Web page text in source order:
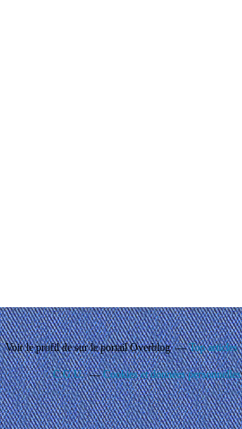
Voir le profil desur le portail Overblog Top articles
C.G.U. Cookies et données personnelles